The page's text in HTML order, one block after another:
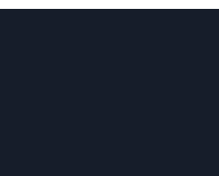
búsqueda de